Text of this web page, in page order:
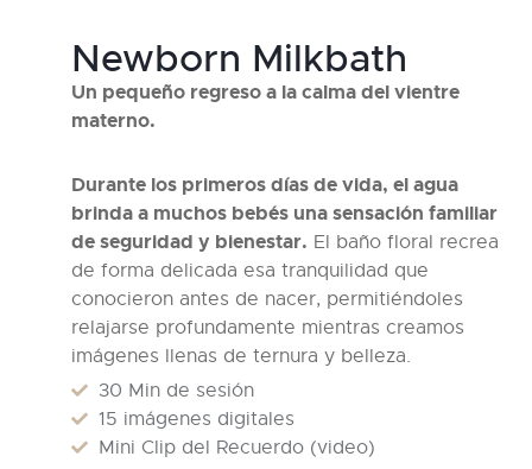
Newborn Milkbath
Un pequeño regreso a la calma del vientre
materno.
Durante los primeros días de vida, el agua
brinda a muchos bebés una sensación familiar
de seguridad y bienestar. El baño floral recrea
de forma delicada esa tranquilidad que
conocieron antes de nacer, permitiéndoles
relajarse profundamente mientras creamos
imágenes llenas de ternura y belleza.
30 Min de sesión
15 imágenes digitales
Mini Clip del Recuerdo (video)